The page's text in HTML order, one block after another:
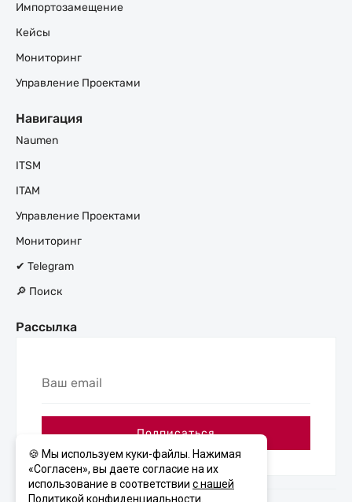
Импортозамещение
Кейсы
Мониторинг
Управление Проектами
Навигация
Naumen
ITSM
ITAM
Управление Проектами
Мониторинг
✔ Telegram
🔎 Поиск
Рассылка
Ваш
Подписаться
🍪 Мы используем куки-файлы. Нажимая
«Согласен», вы даете согласие на их
использование в соответствии с нашей
Политикой конфиденциальности